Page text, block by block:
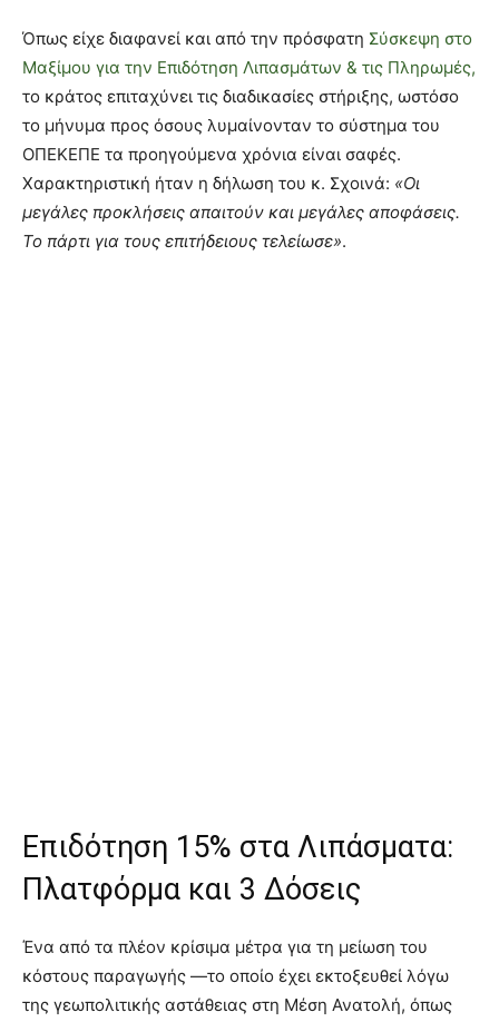
Όπως είχε διαφανεί και από την πρόσφατη Σύσκεψη στο
Μαξίμου για την Επιδότηση Λιπασμάτων & τις Πληρωμές,
το κράτος επιταχύνει τις διαδικασίες στήριξης, ωστόσο
το μήνυμα προς όσους λυμαίνονταν το σύστημα του
ΟΠΕΚΕΠΕ τα προηγούμενα χρόνια είναι σαφές.
Χαρακτηριστική ήταν η δήλωση του κ. Σχοινά: «Οι
μεγάλες προκλήσεις απαιτούν και μεγάλες αποφάσεις.
Το πάρτι για τους επιτήδειους τελείωσε».
Επιδότηση 15% στα Λιπάσματα:
Πλατφόρμα και 3 Δόσεις
Ένα από τα πλέον κρίσιμα μέτρα για τη μείωση του
κόστους παραγωγής —το οποίο έχει εκτοξευθεί λόγω
της γεωπολιτικής αστάθειας στη Μέση Ανατολή, όπως